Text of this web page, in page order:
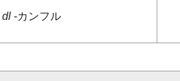
dl-カンフル